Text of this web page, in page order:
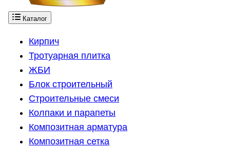
Каталог
Кирпич
Тротуарная плитка
ЖБИ
Блок строительный
Строительные смеси
Колпаки и парапеты
Композитная арматура
Композитная сетка